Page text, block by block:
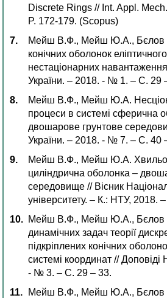
Discrete Rings // Int. Appl.
P. 172-179. (Scopus)
Мейш В.Ф., Мейш Ю.А., Бєлов
конічних оболонок
нестаціонарних
України. – 2018. - № 1. – С. 29
Мейш В.Ф., Мейш Ю.А.
процеси в системі сферична
двошарове грунтове
України. – 2018. - № 7. – С. 40
Мейш В.Ф., Мейш Ю.А.
циліндрична оболонка –
середовище // Вісник
університету. – К.: НТУ, 2018.
Мейш В.Ф., Мейш Ю.А., Бєлов
динамічних задач теорії
підкріплених конічних
системі координат //
- № 3. – С. 29 – 33.
Мейш В.Ф., Мейш Ю.А., Бєлов